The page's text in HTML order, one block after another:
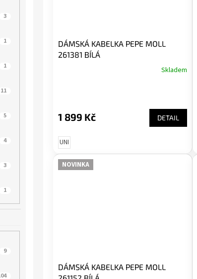
3
1
1
11
5
4
3
1
9
DÁMSKÁ KABELKA PEPE MOLL
261381 BÍLÁ
Skladem
1 899 Kč DETAIL
UNI
NOVINKA
DÁMSKÁ KABELKA PEPE MOLL